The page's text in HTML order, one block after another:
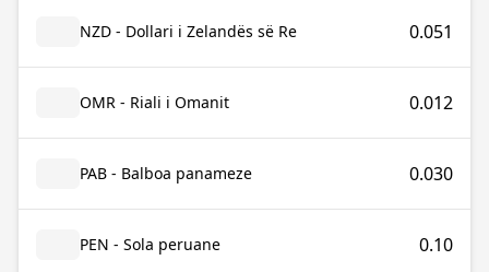
NZD - Dollari i Zelandës së Re 0.051
OMR - Riali i Omanit 0.012
PAB - Balboa panameze 0.030
PEN - Sola peruane 0.10